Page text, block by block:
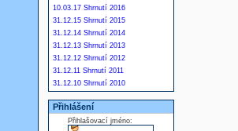
10.03.17 Shrnutí 2016
31.12.15 Shrnutí 2015
31.12.14 Shrnutí 2014
31.12.13 Shrnutí 2013
31.12.12 Shrnutí 2012
31.12.11 Shrnutí 2011
31.12.10 Shrnutí 2010
Přihlášení
Přihlašovací jméno: